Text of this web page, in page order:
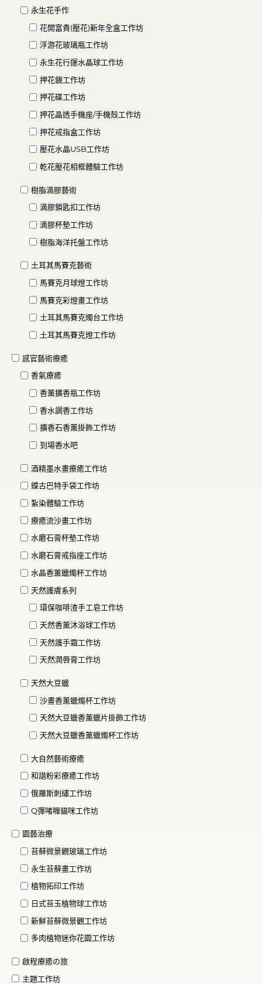
永生花手作
花開富貴(壓花)新年全盒工作坊
浮游花玻璃瓶工作坊
永生花行運水晶球工作坊
押花鏡工作坊
押花碟工作坊
押花晶透手機座/手機殼工作坊
押花戒指盒工作坊
壓花水晶USB工作坊
乾花壓花相框體驗工作坊
樹脂滴膠藝術
滴膠鎖匙扣工作坊
滴膠杯墊工作坊
樹脂海洋托盤工作坊
土耳其馬賽克藝術
馬賽克月球燈工作坊
馬賽克彩燈畫工作坊
土耳其馬賽克燭台工作坊
土耳其馬賽克燈工作坊
感官藝術療癒
香氣療癒
香薰擴香瓶工作坊
香水調香工作坊
擴香石香薰掛飾工作坊
到場香水吧
酒精墨水畫療癒工作坊
蝶古巴特手袋工作坊
紮染體驗工作坊
療癒流沙畫工作坊
水磨石膏杯墊工作坊
水磨石膏戒指座工作坊
水晶香薰蠟燭杯工作坊
天然護膚系列
環保咖啡渣手工皂工作坊
天然香薰沐浴球工作坊
天然護手霜工作坊
天然潤唇膏工作坊
天然大豆蠟
沙畫香薰蠟燭杯工作坊
天然大豆蠟香薰蠟片掛飾工作坊
天然大豆蠟香薰蠟燭杯工作坊
大自然藝術療癒
和諧粉彩療癒工作坊
俄羅斯刺繡工作坊
Q彈啫喱貓咪工作坊
園藝治療
苔蘚微景觀玻璃工作坊
永生苔蘚畫工作坊
植物拓印工作坊
日式苔玉植物球工作坊
新鮮苔蘚微景觀工作坊
多肉植物迷你花園工作坊
啟程療癒の旅
主題工作坊